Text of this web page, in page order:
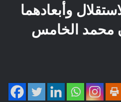
وأبعادهما
محمد الخامس